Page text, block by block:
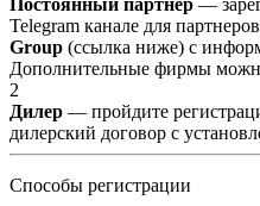
Telegram канале для
Group (ссылка ниже) с
Дополнительные фирмы
2
Дилер — пройдите
дилерский договор с
Способы регистрации